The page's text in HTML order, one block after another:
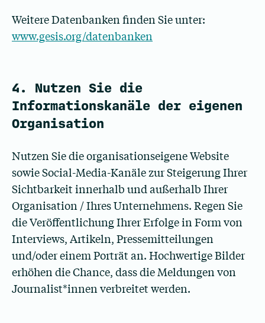
Weitere Datenbanken finden Sie unter:
www.gesis.org/datenbanken
4. Nutzen Sie die
Informationskanäle der eigenen
Organisation
Nutzen Sie die organisationseigene Website
sowie Social-Media-Kanäle zur Steigerung Ihrer
Sichtbarkeit innerhalb und außerhalb Ihrer
Organisation / Ihres Unternehmens. Regen Sie
die Veröffentlichung Ihrer Erfolge in Form von
Interviews, Artikeln, Pressemitteilungen
und/oder einem Porträt an. Hochwertige Bilder
erhöhen die Chance, dass die Meldungen von
Journalist*innen verbreitet werden.